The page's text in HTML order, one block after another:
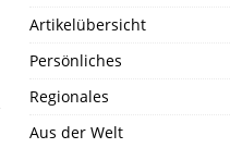
Artikelübersicht
Persönliches
Regionales
Aus der Welt